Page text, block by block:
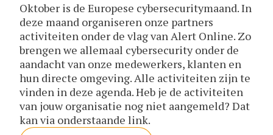
Oktober is de Europese cybersecuritymaand. In
deze maand organiseren onze partners
activiteiten onder de vlag van Alert Online. Zo
brengen we allemaal cybersecurity onder de
aandacht van onze medewerkers, klanten en
hun directe omgeving. Alle activiteiten zijn te
vinden in deze agenda. Heb je de activiteiten
van jouw organisatie nog niet aangemeld? Dat
kan via onderstaande link.